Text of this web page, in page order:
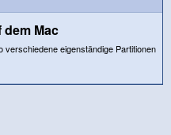
Mac
verschiedene eigenständige Partitionen